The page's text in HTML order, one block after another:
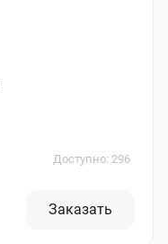
Доступно: 296
Заказать